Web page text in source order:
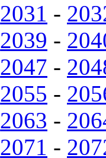
2031 -
2039 -
2047 -
2055 -
2063 -
2071 -